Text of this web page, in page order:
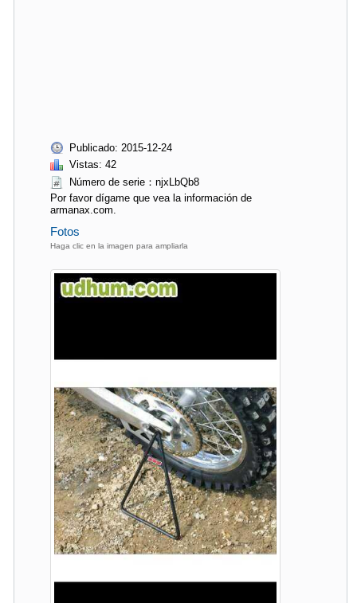
Publicado: 2015-12-24
Vistas: 42
Número de serie：njxLbQb8
Por favor dígame que vea la información de
armanax.com.
Fotos
Haga clic en la imagen para ampliarla